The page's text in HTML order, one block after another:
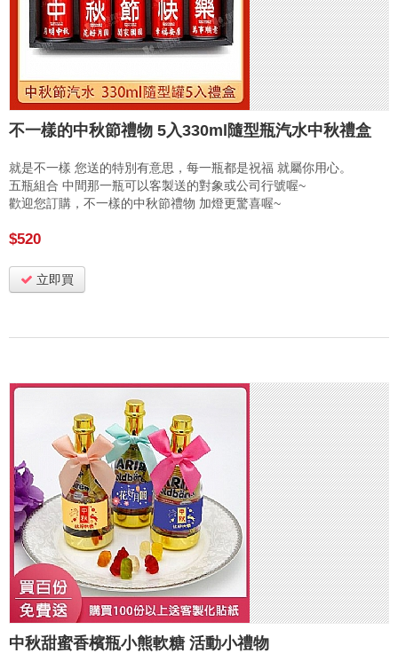
不一樣的中秋節禮物 5入330ml隨型瓶汽水中秋禮盒
就是不一樣 您送的特別有意思，每一瓶都是祝福 就屬你用心。
五瓶組合 中間那一瓶可以客製送的對象或公司行號喔~
歡迎您訂購，不一樣的中秋節禮物 加燈更驚喜喔~
$520
立即買
中秋甜蜜香檳瓶小熊軟糖 活動小禮物